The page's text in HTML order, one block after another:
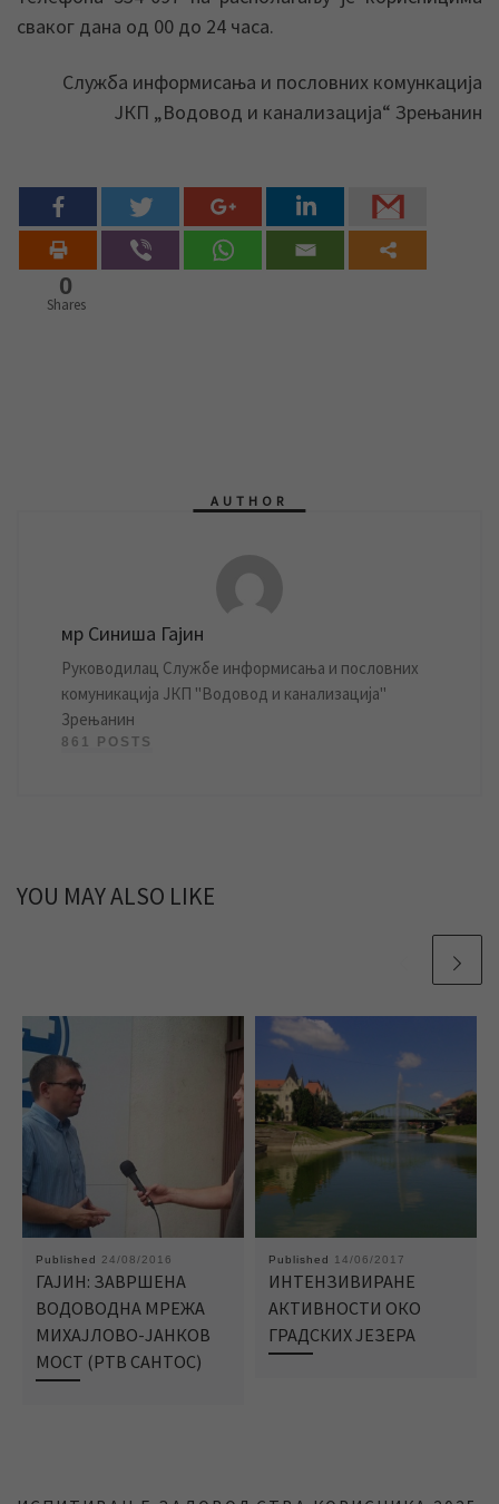
сваког дана од 00 до 24 часа.
Служба информисања и пословних комункација
ЈКП „Водовод и канализација“ Зрењанин
0
Shares
AUTHOR
мр Синиша Гајин
Руководилац Службе информисања и пословних
комуникација ЈКП "Водовод и канализација"
Зрењанин
861 POSTS
YOU MAY ALSO LIKE
Published 24/08/2016
ГАЈИН: ЗАВРШЕНА
ВОДОВОДНА МРЕЖА
МИХАЈЛОВО-ЈАНКОВ
МОСТ (РТВ САНТОС)
Published 14/06/2017
ИНТЕНЗИВИРАНЕ
АКТИВНОСТИ ОКО
ГРАДСКИХ ЈЕЗЕРА